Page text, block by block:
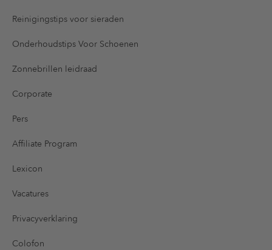
Reinigingstips voor sieraden
Onderhoudstips Voor Schoenen
Zonnebrillen leidraad
Corporate
Pers
Affiliate Program
Lexicon
Vacatures
Privacyverklaring
Colofon